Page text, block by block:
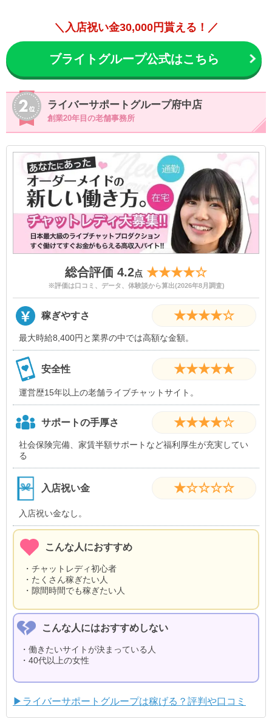
双方向チャット
：9,600〜12,000円
満18歳以上(高校生不可)〜
50歳くらいまで
待遇・環境
・時給11,000円以上可能
・出張面接対応
・身バレ対策
・アリバイ対策
・給料の現金手渡し可能
・マニュアル完備
・レンタル衣装
・日払いOK
・ボーナス制度あり
・時給制度選択可能
＼入店祝い金30,000円貰える！／
ブライトグループ公式はこちら
ライバーサポートグループ府中店
創業20年目の老舗事務所
総合評価 4.2点 ★★★★☆
※評価は口コミ、データ、体験談から算出(2026年8月調査)
稼ぎやすさ ★★★★☆
最大時給8,400円と業界の中では高額な金額。
安全性 ★★★★★
運営歴15年以上の老舗ライブチャットサイト。
サポートの手厚さ ★★★★☆
社会保険完備、家賃半額サポートなど福利厚生が充実してい
る
入店祝い金 ★☆☆☆☆
入店祝い金なし。
こんな人におすすめ
・チャットレディ初心者
・たくさん稼ぎたい人
・隙間時間でも稼ぎたい人
こんな人にはおすすめしない
・働きたいサイトが決まっている人
・40代以上の女性
▶ライバーサポートグループは稼げる？評判や口コミ